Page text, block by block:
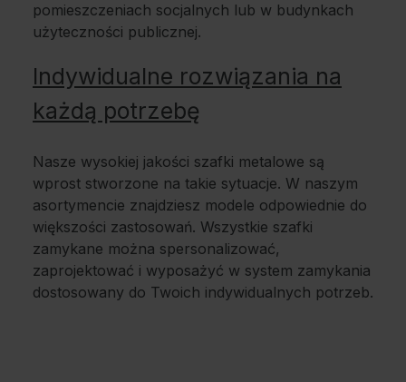
pomieszczeniach socjalnych lub w budynkach
użyteczności publicznej.
Indywidualne rozwiązania na
każdą potrzebę
Nasze wysokiej jakości szafki metalowe są
wprost stworzone na takie sytuacje. W naszym
asortymencie znajdziesz modele odpowiednie do
większości zastosowań. Wszystkie szafki
zamykane można spersonalizować,
zaprojektować i wyposażyć w system zamykania
dostosowany do Twoich indywidualnych potrzeb.